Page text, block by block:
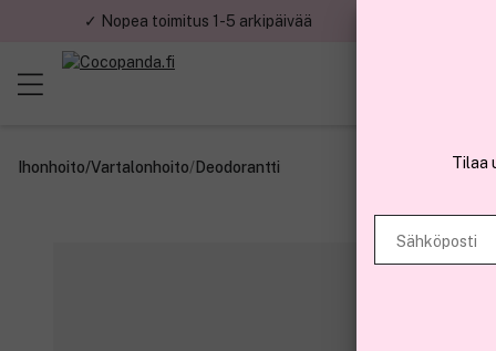
✓ Nopea toimitus 1-5 arkipäivää
Ihonhoito/Vartalonhoito/Deodorantti Tilaa
Sähköposti